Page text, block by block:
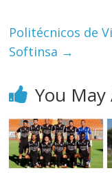
Politécnicos de
Softinsa →
You May